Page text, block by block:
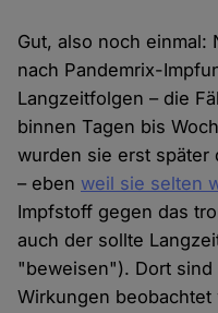
Gut, also noch einmal:
nach Pandemrix-
Langzeitfolgen – die
binnen Tagen bis
wurden sie erst später
– eben weil sie selten
Impfstoff gegen das
auch der sollte
"beweisen"). Dort
Wirkungen